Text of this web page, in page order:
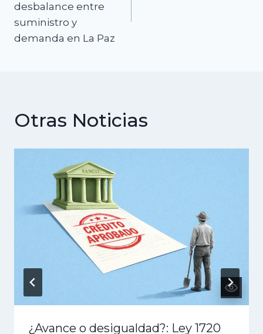
entradas
desbalance entre
suministro y
demanda en La Paz
Otras Noticias
¿Avance o desigualdad?: Ley 1720